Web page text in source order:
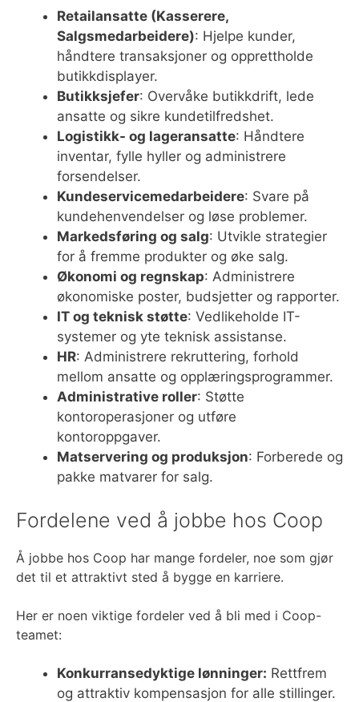
Retailansatte (Kasserere,
Salgsmedarbeidere): Hjelpe kunder,
håndtere transaksjoner og opprettholde
butikkdisplayer.
Butikksjefer: Overvåke butikkdrift, lede
ansatte og sikre kundetilfredshet.
Logistikk- og lageransatte: Håndtere
inventar, fylle hyller og administrere
forsendelser.
Kundeservicemedarbeidere: Svare på
kundehenvendelser og løse problemer.
Markedsføring og salg: Utvikle strategier
for å fremme produkter og øke salg.
Økonomi og regnskap: Administrere
økonomiske poster, budsjetter og rapporter.
IT og teknisk støtte: Vedlikeholde IT-
systemer og yte teknisk assistanse.
HR: Administrere rekruttering, forhold
mellom ansatte og opplæringsprogrammer.
Administrative roller: Støtte
kontoroperasjoner og utføre
kontoroppgaver.
Matservering og produksjon: Forberede og
pakke matvarer for salg.
Fordelene ved å jobbe hos Coop
Å jobbe hos Coop har mange fordeler, noe som gjør
det til et attraktivt sted å bygge en karriere.
Her er noen viktige fordeler ved å bli med i Coop-
teamet:
Konkurransedyktige lønninger: Rettfrem
og attraktiv kompensasjon for alle stillinger.